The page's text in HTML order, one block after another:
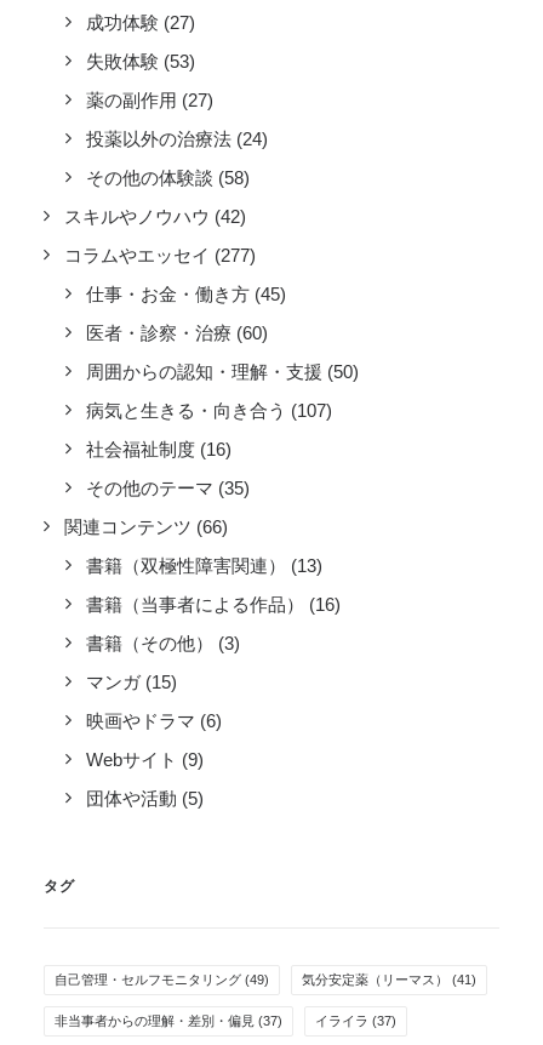
成功体験 (27)
失敗体験 (53)
薬の副作用 (27)
投薬以外の治療法 (24)
その他の体験談 (58)
スキルやノウハウ (42)
コラムやエッセイ (277)
仕事・お金・働き方 (45)
医者・診察・治療 (60)
周囲からの認知・理解・支援 (50)
病気と生きる・向き合う (107)
社会福祉制度 (16)
その他のテーマ (35)
関連コンテンツ (66)
書籍（双極性障害関連）
(13)
書籍（当事者による作品）
(16)
書籍（その他）
(3)
マンガ (15)
映画やドラマ (6)
Webサイト (9)
団体や活動 (5)
タグ
自己管理・セルフモニタリング (49) 気分安定薬（リーマス） (41)
非当事者からの理解・差別・偏見 (37) イライラ (37)